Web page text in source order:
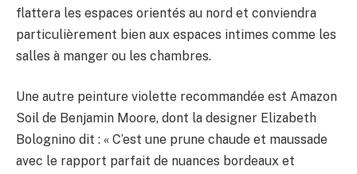
flattera les espaces orientés au nord et conviendra
particulièrement bien aux espaces intimes comme les
salles à manger ou les chambres.
Une autre peinture violette recommandée est Amazon
Soil de Benjamin Moore, dont la designer Elizabeth
Bolognino dit : « C’est une prune chaude et maussade
avec le rapport parfait de nuances bordeaux et